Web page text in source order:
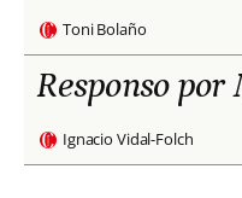
Toni Bolaño
Responso
Ignacio Vidal-Folch